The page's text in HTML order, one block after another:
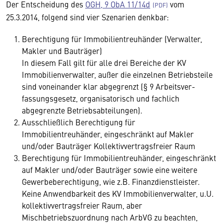
Der Entscheidung des OGH, 9 ObA 11/14d
vom
25.3.2014, folgend sind vier Szenarien denkbar:
Berechtigung für Immobilientreuhänder (Verwalter,
Makler und Bauträger)
In diesem Fall gilt für alle drei Bereiche der KV
Immobilienverwalter, außer die einzelnen Betriebsteile
sind voneinander klar abgegrenzt (§ 9 Arbeitsver-
fassungsgesetz, organisatorisch und fachlich
abgegrenzte Betriebsabteilungen).
Ausschließlich Berechtigung für
Immobilientreuhänder, eingeschränkt auf Makler
und/oder Bauträger Kollektivvertragsfreier Raum
Berechtigung für Immobilientreuhänder, eingeschränkt
auf Makler und/oder Bauträger sowie eine weitere
Gewerbeberechtigung, wie z.B. Finanzdienstleister.
Keine Anwendbarkeit des KV Immobilienverwalter, u.U.
kollektivvertragsfreier Raum, aber
Mischbetriebszuordnung nach ArbVG zu beachten,